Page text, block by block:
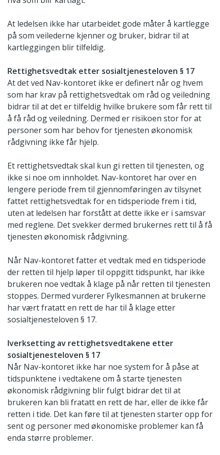
At ledelsen ikke har utarbeidet gode måter å kartlegge
på som veilederne kjenner og bruker, bidrar til at
kartleggingen blir tilfeldig.
Rettighetsvedtak etter sosialtjenesteloven § 17
At det ved Nav-kontoret ikke er definert når og hvem
som har krav på rettighetsvedtak om råd og veiledning
bidrar til at det er tilfeldig hvilke brukere som får rett til
å få råd og veiledning. Dermed er risikoen stor for at
personer som har behov for tjenesten økonomisk
rådgivning ikke får hjelp.
Et rettighetsvedtak skal kun gi retten til tjenesten, og
ikke si noe om innholdet. Nav-kontoret har over en
lengere periode frem til gjennomføringen av tilsynet
fattet rettighetsvedtak for en tidsperiode frem i tid,
uten at ledelsen har forstått at dette ikke er i samsvar
med reglene. Det svekker dermed brukernes rett til å få
tjenesten økonomisk rådgivning.
Når Nav-kontoret fatter et vedtak med en tidsperiode
der retten til hjelp løper til oppgitt tidspunkt, har ikke
brukeren noe vedtak å klage på når retten til tjenesten
stoppes. Dermed vurderer Fylkesmannen at brukerne
har vært fratatt en rett de har til å klage etter
sosialtjenesteloven § 17.
Iverksetting av rettighetsvedtakene etter
sosialtjenesteloven § 17
Når Nav-kontoret ikke har noe system for å påse at
tidspunktene i vedtakene om å starte tjenesten
økonomisk rådgivning blir fulgt bidrar det til at
brukeren kan bli fratatt en rett de har, eller de ikke får
retten i tide. Det kan føre til at tjenesten starter opp for
sent og personer med økonomiske problemer kan få
enda større problemer.